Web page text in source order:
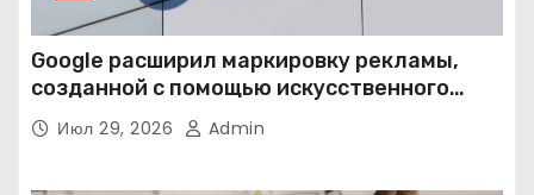
Google расширил маркировку рекламы,
созданной с помощью искусственного
интеллекта
Июл 29, 2026 Admin